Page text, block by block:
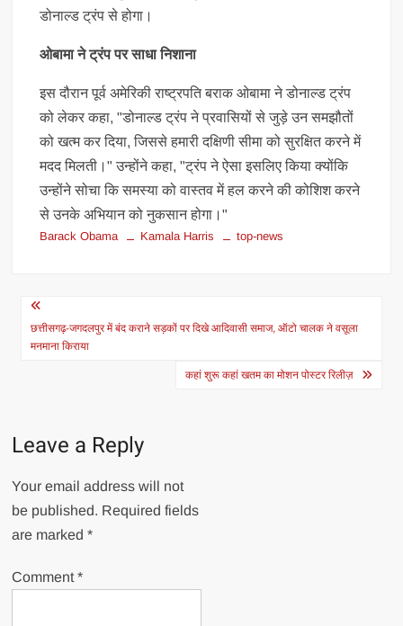
डोनाल्ड ट्रंप से होगा।
ओबामा ने ट्रंप पर साधा निशाना
इस दौरान पूर्व अमेरिकी राष्ट्रपति बराक ओबामा ने डोनाल्ड ट्रंप
को लेकर कहा, "डोनाल्ड ट्रंप ने प्रवासियों से जुड़े उन समझौतों
को खत्म कर दिया, जिससे हमारी दक्षिणी सीमा को सुरक्षित करने में
मदद मिलती।" उन्होंने कहा, "ट्रंप ने ऐसा इसलिए किया क्योंकि
उन्होंने सोचा कि समस्या को वास्तव में हल करने की कोशिश करने
से उनके अभियान को नुकसान होगा।"
Barack Obama Kamala Harris top-news
Post
navigation
छत्तीसगढ़-जगदलपुर में बंद कराने सड़कों पर दिखे आदिवासी समाज, ऑटो चालक ने वसूला
मनमाना किराया
कहां शुरू कहां खतम का मोशन पोस्टर रिलीज़
Leave a Reply
Your email address will not
be published. Required fields
are marked*
Comment*